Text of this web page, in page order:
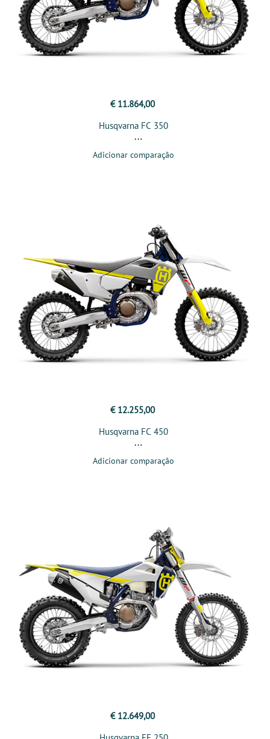
€ 11.864,00
Husqvarna FC 350
Adicionar comparação
€ 12.255,00
Husqvarna FC 450
Adicionar comparação
€ 12.649,00